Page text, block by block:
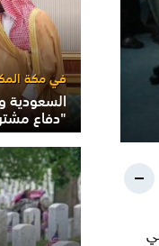
في مكة
السعودية
"دفاع